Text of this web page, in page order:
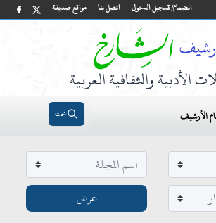
مواقع صديقة اتصل بنا انضمام/ تسجيل الدخول
الأدبية والثقافية العربية
الأرشيف بحث